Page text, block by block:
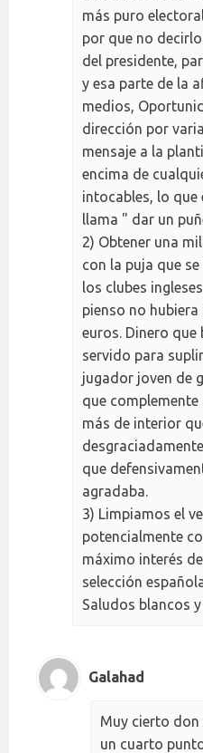
más puro
por que no
del presidente,
y esa parte de la
medios,
dirección por
mensaje a la
encima de
intocables, lo que
llama " dar un
2) Obtener una
con la puja que
los clubes
pienso no
euros. Dinero
servido para
jugador joven de
que
más de interior
que
agradaba.
3) Limpiamos el
potencialmente
máximo interés
selección
Saludos blancos
Galahad
Muy cierto don
un cuarto